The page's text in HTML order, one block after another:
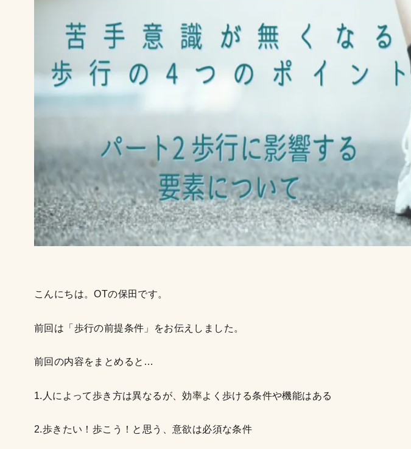
こんにちは。OTの保田です。
前回は「歩行の前提条件」をお伝えしました。
前回の内容をまとめると…
1.人によって歩き方は異なるが、効率よく歩ける条件や機能はある
2.歩きたい！歩こう！と思う、意欲は必須な条件